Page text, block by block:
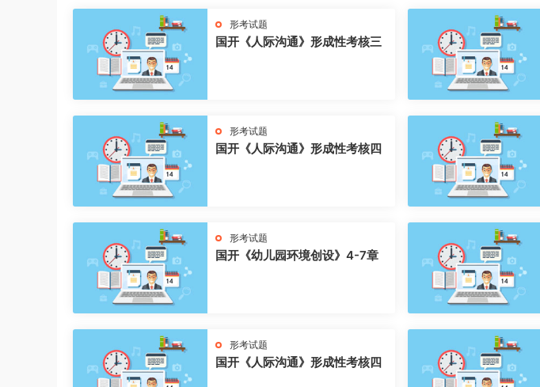
形考试题
国开《人际沟通》形成性考核三
形考试题
国开《人际沟通》形成性考核四
形考试题
国开《幼儿园环境创设》4-7章
形考试题
国开《人际沟通》形成性考核四